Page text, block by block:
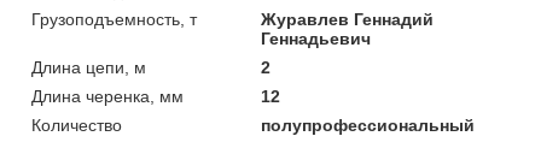
Грузоподъемность, т
Журавлев Геннадий
Геннадьевич
Длина цепи, м
2
Длина черенка, мм
12
Количество
полупрофессиональный